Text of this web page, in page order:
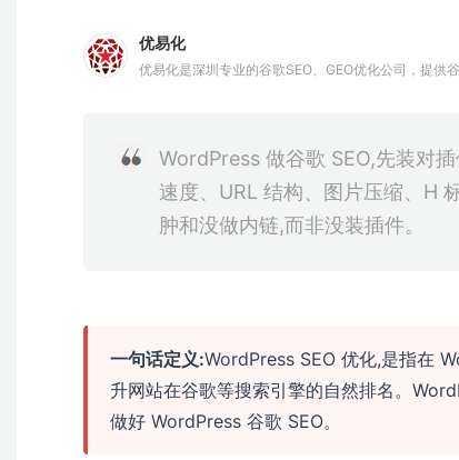
优易化
优易化是深圳专业的谷歌SEO、GEO优化公司，提供
WordPress 做谷歌 SEO,先装对
速度、URL 结构、图片压缩、H
肿和没做内链,而非没装插件。
一句话定义:WordPress SEO 优化,是指在
升网站在谷歌等搜索引擎的自然排名。
做好 WordPress 谷歌 SEO。